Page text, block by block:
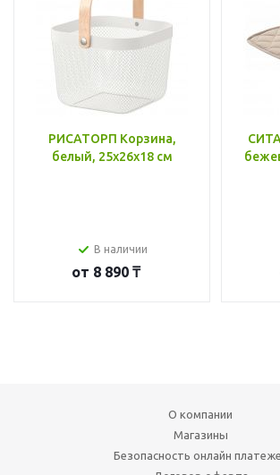
РИСАТОРП Корзина,
белый, 25x26x18 см
В наличии
от 8 890 ₸
О компании
Магазины
Безопасность онлайн